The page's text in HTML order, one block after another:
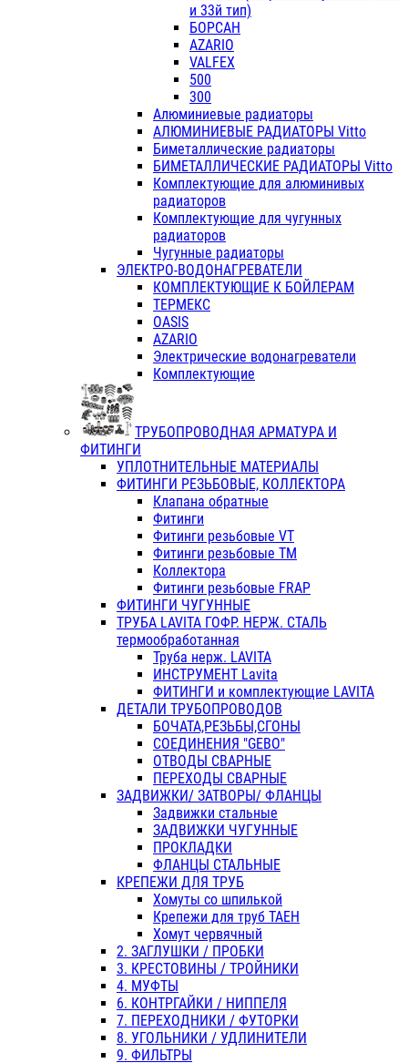
и 33й тип)
БОРСАН
AZARIO
VALFEX
500
300
Алюминиевые радиаторы
АЛЮМИНИЕВЫЕ РАДИАТОРЫ Vitto
Биметаллические радиаторы
БИМЕТАЛЛИЧЕСКИЕ РАДИАТОРЫ Vitto
Комплектующие для алюминивых
радиаторов
Комплектующие для чугунных
радиаторов
Чугунные радиаторы
ЭЛЕКТРО-ВОДОНАГРЕВАТЕЛИ
КОМПЛЕКТУЮЩИЕ К БОЙЛЕРАМ
ТЕРМЕКС
OASIS
AZARIO
Электрические водонагреватели
Комплектующие
ТРУБОПРОВОДНАЯ АРМАТУРА И
ФИТИНГИ
УПЛОТНИТЕЛЬНЫЕ МАТЕРИАЛЫ
ФИТИНГИ РЕЗЬБОВЫЕ, КОЛЛЕКТОРА
Клапана обратные
Фитинги
Фитинги резьбовые VT
Фитинги резьбовые ТМ
Коллектора
Фитинги резьбовые FRAP
ФИТИНГИ ЧУГУННЫЕ
ТРУБА LAVITA ГОФР. НЕРЖ. СТАЛЬ
термообработанная
Труба нерж. LAVITA
ИНСТРУМЕНТ Lavita
ФИТИНГИ и комплектующие LAVITA
ДЕТАЛИ ТРУБОПРОВОДОВ
БОЧАТА,РЕЗЬБЫ,СГОНЫ
СОЕДИНЕНИЯ "GEBO"
ОТВОДЫ СВАРНЫЕ
ПЕРЕХОДЫ СВАРНЫЕ
ЗАДВИЖКИ/ ЗАТВОРЫ/ ФЛАНЦЫ
Задвижки стальные
ЗАДВИЖКИ ЧУГУННЫЕ
ПРОКЛАДКИ
ФЛАНЦЫ СТАЛЬНЫЕ
КРЕПЕЖИ ДЛЯ ТРУБ
Хомуты со шпилькой
Крепежи для труб ТАЕН
Хомут червячный
2. ЗАГЛУШКИ / ПРОБКИ
3. КРЕСТОВИНЫ / ТРОЙНИКИ
4. МУФТЫ
6. КОНТРГАЙКИ / НИППЕЛЯ
7. ПЕРЕХОДНИКИ / ФУТОРКИ
8. УГОЛЬНИКИ / УДЛИНИТЕЛИ
9. ФИЛЬТРЫ